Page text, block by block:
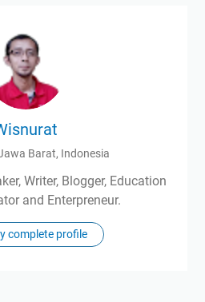
Barat, Indonesia
Writer, Blogger, Education
and Enterpreneur.
complete profile